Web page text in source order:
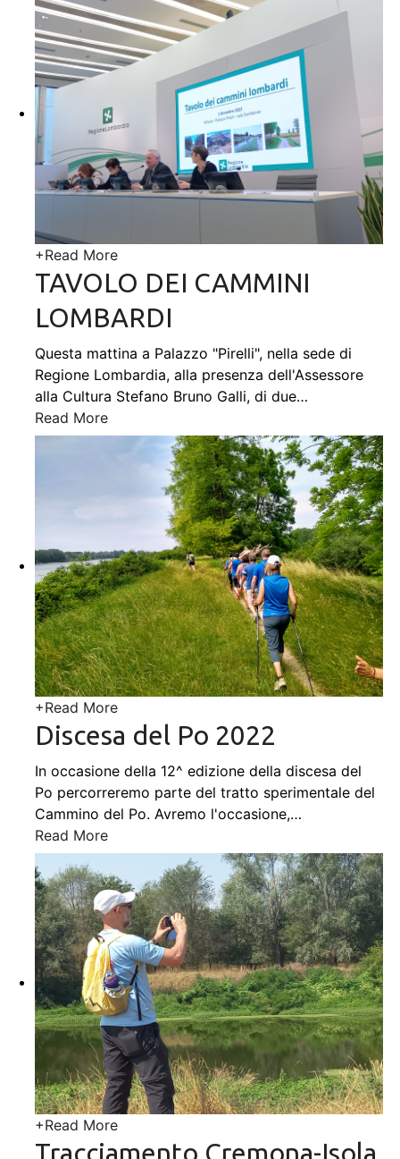
+Read More
TAVOLO DEI CAMMINI
LOMBARDI
Questa mattina a Palazzo "Pirelli", nella sede di
Regione Lombardia, alla presenza dell'Assessore
alla Cultura Stefano Bruno Galli, di due…
Read More
+Read More
Discesa del Po 2022
In occasione della 12^ edizione della discesa del
Po percorreremo parte del tratto sperimentale del
Cammino del Po. Avremo l'occasione,…
Read More
+Read More
Tracciamento Cremona-Isola